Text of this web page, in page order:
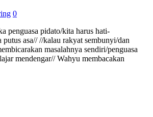
0
penguasa pidato/kita harus hati-
putus asa// //kalau rakyat sembunyi/dan
masalahnya sendiri/penguasa
mendengar// Wahyu membacakan